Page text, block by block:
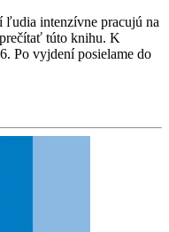
intenzívne pracujú na
túto knihu. K
Po vyjdení posielame do